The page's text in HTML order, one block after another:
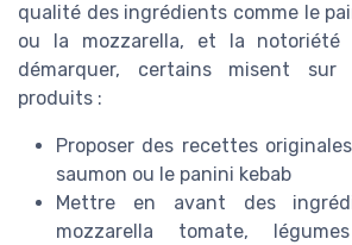
qualité des ingrédients comme le
ou la mozzarella, et la
démarquer, certains misent
produits :
Proposer des recettes
saumon ou le panini kebab
Mettre en avant des
mozzarella tomate,